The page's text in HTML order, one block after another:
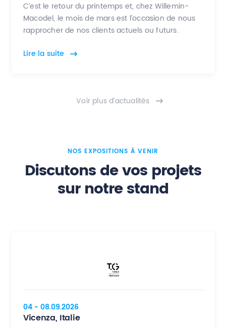
C’est le retour du printemps et, chez Willemin-
Macodel, le mois de mars est l’occasion de nous
rapprocher de nos clients actuels ou futurs.
Lire la suite
Voir plus d’actualités
NOS EXPOSITIONS À VENIR
Discutons de vos projets
sur notre stand
04 - 08.09.2026
Vicenza, Italie